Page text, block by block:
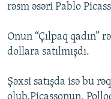
rəsm əsəri Pablo
Onun “Çılpaq qadın”
dollara satılmışdı.
Şəxsi satışda isə bu